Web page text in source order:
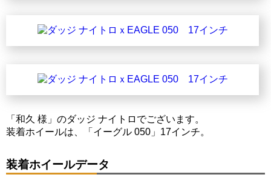
「和久 様」のダッジ ナイトロでございます。
装着ホイールは、「イーグル 050」17インチ。
装着ホイールデータ